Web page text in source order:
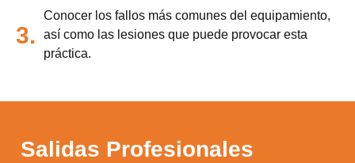
3.
Conocer los fallos más comunes del equipamiento,
así como las lesiones que puede provocar esta
práctica.
Salidas Profesionales